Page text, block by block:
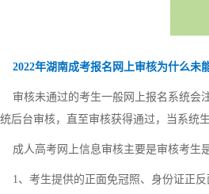
2022年湖南成考报名网上审核为什么未
审核未通过的考生一般网上报名系统会
统后台审核，直至审核获得通过，当系统
成人高考网上信息审核主要是审核考生
1、考生提供的正面免冠照、身份证正反